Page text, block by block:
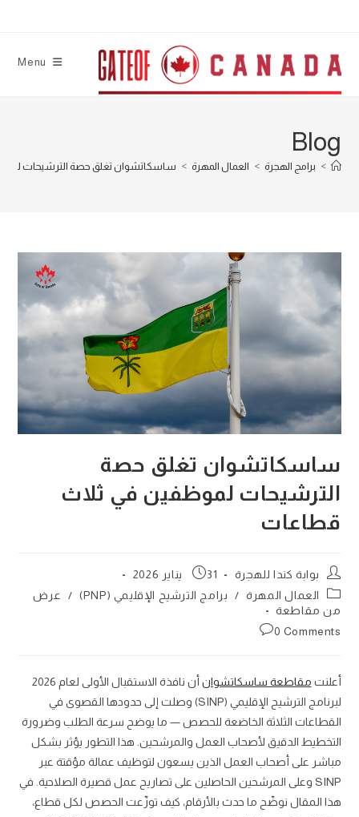
Menu
Blog
> برامج الهجرة > العمال المهرة > ساسكاتشوان تغلق حصة الترشيحات
ساسكاتشوان تغلق حصة
الترشيحات لموظفين في ثلاث
قطاعات
Post
author:
بوابة كندا للهجرة
Post
31 يناير 2026
Post
category:
العمال المهرة / برامج الترشيح الإقليمي (PNP) /
عرض
من مقاطعة
Post
0 Comments
أعلنت مقاطعة ساسكاتشوان
أن نافذة الاستقبال الأولى لعام 2026
لبرنامج الترشيح الإقليمي (SINP) وصلت إلى حدودها القصوى في
القطاعات الثلاثة الخاضعة للحصص — ما يوضح سرعة الطلب وضرورة
التخطيط الدقيق لأصحاب العمل والمرشحين. هذا التطور يؤثر بشكل
مباشر على أصحاب العمل الذين يسعون لتوظيف عمالة مؤقتة عبر
SINP وعلى المرشحين الحاصلين على تصاريح عمل قصيرة الصلاحية. في
هذا المقال نوضّح ما حدث بالأرقام، كيف توزّعت الحصص لكل قطاع،